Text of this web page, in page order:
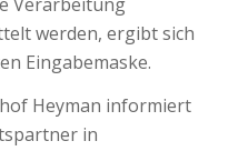
werden, ergibt sich
Eingabemaske.
Heyman informiert
in